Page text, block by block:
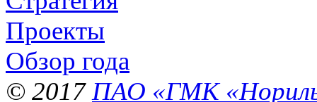
Проекты
Обзор года
© 2017 ПАО «ГМК